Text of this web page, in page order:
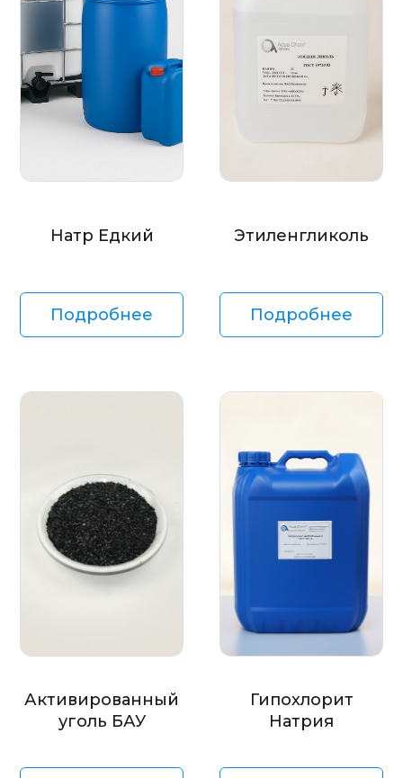
Натр Едкий
Подробнее
Этиленгликоль
Подробнее
Активированный
уголь БАУ
Гипохлорит
Натрия